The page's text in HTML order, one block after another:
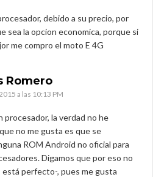
debido a su precio, por
sea la opcion economica, porque si
me compro el moto E 4G
Romero
a las 10:13 PM
procesador, la verdad no he
no me gusta es que se
ROM Android no oficial para
Digamos que por eso no
está perfecto-, pues me gusta